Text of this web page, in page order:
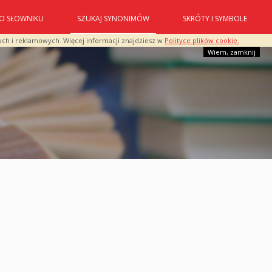
i reklamowych. Więcej informacji znajdziesz w Polityce plików cookie.
Wiem, zamknij
O SŁOWNIKU SZUKAJ SYNONIMÓW SKRÓTY I SYMBOLE